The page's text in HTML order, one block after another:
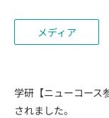
古着deワクチンセン
ご利用者様 の
メディア
学研【ニューコース
されました。